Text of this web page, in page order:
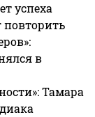
успеха
повторить
в
Тамара